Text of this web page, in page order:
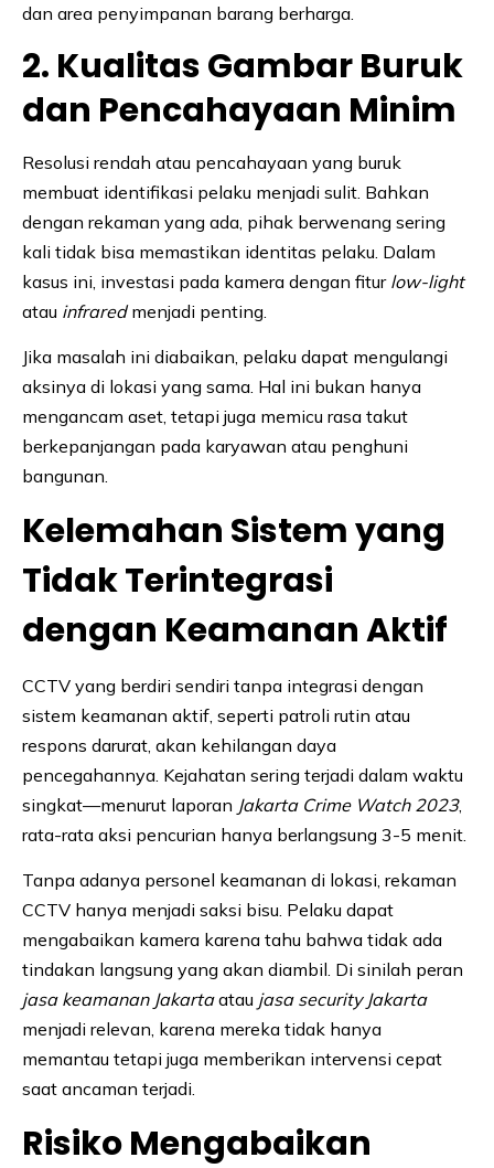
dan area penyimpanan barang berharga.
2. Kualitas Gambar Buruk
dan Pencahayaan Minim
Resolusi rendah atau pencahayaan yang buruk
membuat identifikasi pelaku menjadi sulit. Bahkan
dengan rekaman yang ada, pihak berwenang sering
kali tidak bisa memastikan identitas pelaku. Dalam
kasus ini, investasi pada kamera dengan fitur low-light
atau infraredmenjadi penting.
Jika masalah ini diabaikan, pelaku dapat mengulangi
aksinya di lokasi yang sama. Hal ini bukan hanya
mengancam aset, tetapi juga memicu rasa takut
berkepanjangan pada karyawan atau penghuni
bangunan.
Kelemahan Sistem yang
Tidak Terintegrasi
dengan Keamanan Aktif
CCTV yang berdiri sendiri tanpa integrasi dengan
sistem keamanan aktif, seperti patroli rutin atau
respons darurat, akan kehilangan daya
pencegahannya. Kejahatan sering terjadi dalam waktu
singkat—menurut laporan Jakarta Crime Watch 2023,
rata-rata aksi pencurian hanya berlangsung 3-5 menit.
Tanpa adanya personel keamanan di lokasi, rekaman
CCTV hanya menjadi saksi bisu. Pelaku dapat
mengabaikan kamera karena tahu bahwa tidak ada
tindakan langsung yang akan diambil. Di sinilah peran
jasa keamanan Jakartaatau jasa security Jakarta
menjadi relevan, karena mereka tidak hanya
memantau tetapi juga memberikan intervensi cepat
saat ancaman terjadi.
Risiko Mengabaikan